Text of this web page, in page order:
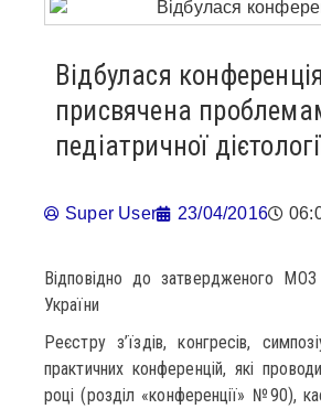
Відбулася
присвячена
педіатричної
Super User 23/04/2016
Відповідно до затвердженого
України
Реєстру з’їздів, конгресів,
практичних конференцій, які
році (розділ «конференції» №90),